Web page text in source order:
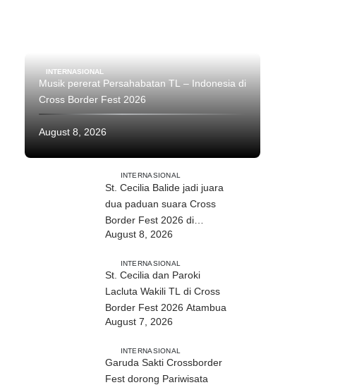
INTERNASIONAL
Musik pererat Persahabatan TL – Indonesia di
August 8, 2026
INTERNASIONAL
St. Cecilia Balide jadi juara
dua paduan suara Cross
Border Fest 2026 di
Atambua
August 8, 2026
INTERNASIONAL
St. Cecilia dan Paroki
Lacluta Wakili TL di Cross
August 7, 2026
INTERNASIONAL
Garuda Sakti Crossborder
Fest dorong Pariwisata